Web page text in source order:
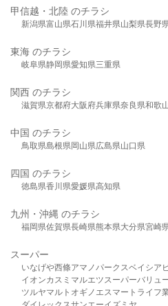
甲信越・北陸 のチラシ
新潟県富山県石川県福井県山梨県長野
東海 のチラシ
岐阜県静岡県愛知県三重県
関西 のチラシ
滋賀県京都府大阪府兵庫県奈良県和歌
中国 のチラシ
鳥取県島根県岡山県広島県山口県
四国 のチラシ
徳島県香川県愛媛県高知県
九州・沖縄 のチラシ
福岡県佐賀県長崎県熊本県大分県宮崎
スーパー
いなげや西條アマノパークスベイシア
イオンカスミ マルエツスーパーバリュ
ツルヤマルト オギノ エスマート ライフ